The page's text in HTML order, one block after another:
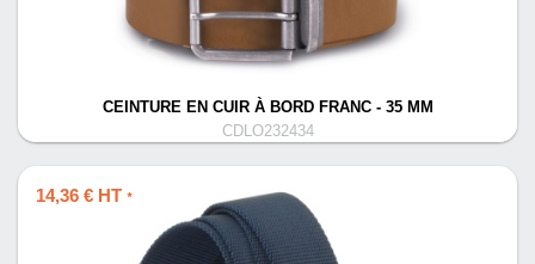
CEINTURE EN CUIR À BORD FRANC - 35 MM
CDLO232434
14,36 € HT *